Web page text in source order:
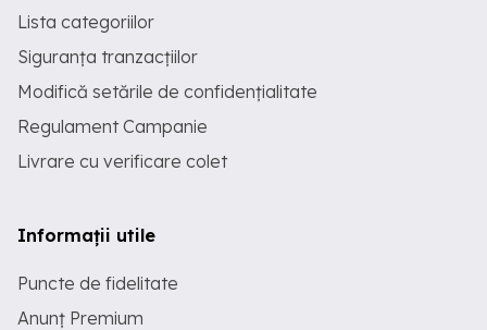
Lista categoriilor
Siguranța tranzacțiilor
Modifică setările de confidențialitate
Regulament Campanie
Livrare cu verificare colet
Informații utile
Puncte de fidelitate
Anunț Premium